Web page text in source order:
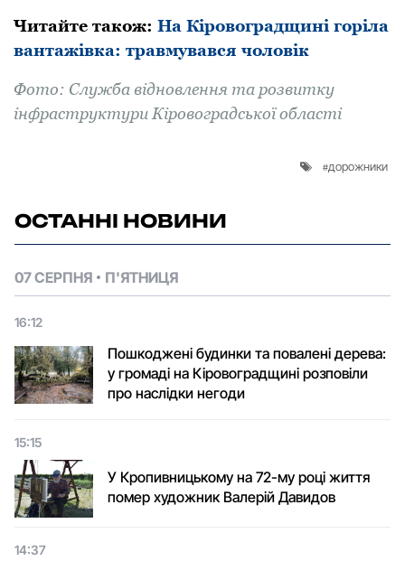
Читайте такoж: На Кіровоградщині горіла
вантажівка: травмувався чоловік
Фoтo: Служба відновлення та pозвитку
інфpастpуктуpи Кіpовогpадської області
дорожники
ОСТАННІ НОВИНИ
07 СЕРПНЯ П'ЯТНИЦЯ
16:12
Пошкоджені будинки та повалені дерева:
у громаді на Кіровоградщині розповіли
про наслідки негоди
15:15
У Кропивницькому на 72-му році життя
помер художник Валерій Давидов
14:37